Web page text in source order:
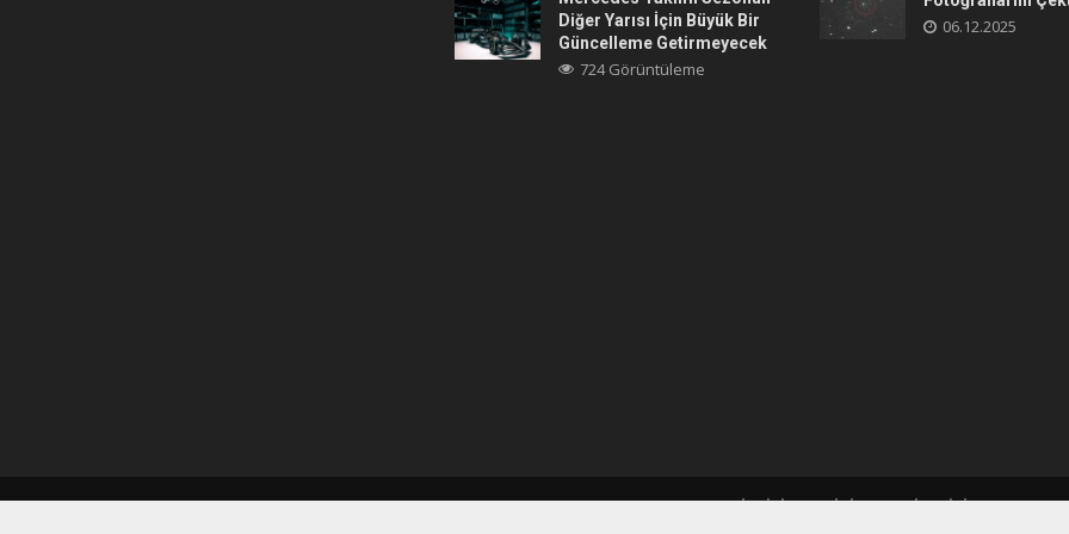
Diğer Yarısı İçin Büyük Bir
Güncelleme Getirmeyecek
724 Görüntüleme
06.12.2025
Copyright © 2026 Teknogoril.com. ANASAYFA GIZLILIK POLITIKASI İLETIŞIM